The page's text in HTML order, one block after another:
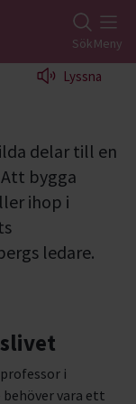
SökMeny
Lyssna
delar till en
bygga
ihop i
ledare.
i
vara ett